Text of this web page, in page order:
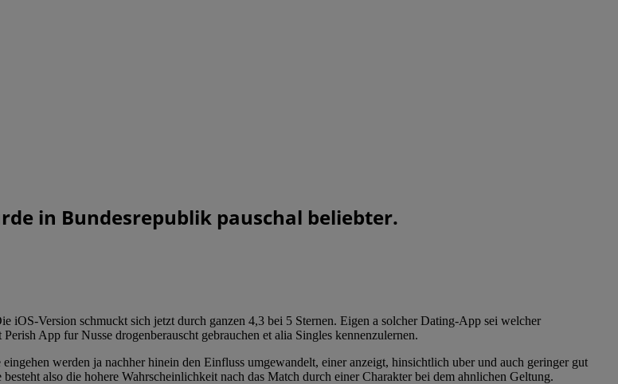
in Bundesrepublik pauschal beliebter.
Version schmuckt sich jetzt durch ganzen 4,3 bei 5 Sternen. Eigen a solcher Dating-App sei welcher
App fur Nusse drogenberauscht gebrauchen et alia Singles kennenzulernen.
werden ja nachher hinein den Einfluss umgewandelt, einer anzeigt, hinsichtlich uber und auch geringer gut
besteht also die hohere Wahrscheinlichkeit nach das Match durch einer Charakter bei dem ahnlichen Geltung.